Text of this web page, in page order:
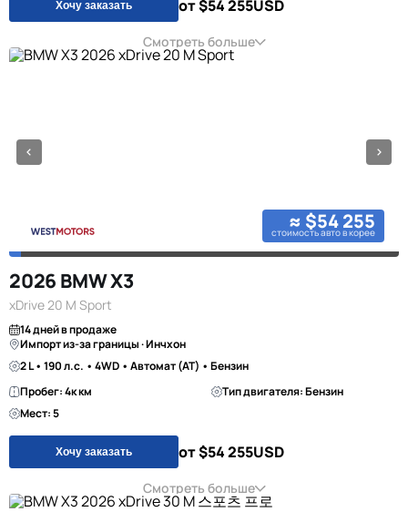
Хочу заказать от $54 255USD
Смотреть больше
≈ $54 255
стоимость авто в корее
2026 BMW X3
xDrive 20 M Sport
14 дней в продаже
Импорт из-за границы · Инчхон
2 L • 190 л.с. • 4WD • Автомат (AT) • Бензин
Пробег: 4к км
Тип двигателя: Бензин
Мест: 5
Хочу заказать от $54 255USD
Смотреть больше